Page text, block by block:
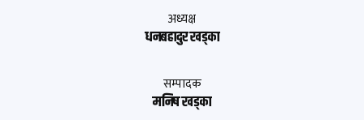
अध्यक्ष
धनबहादुर खड्का
सम्पादक
मनिष खड्का